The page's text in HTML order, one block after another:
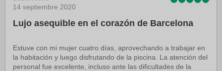
14 septiembre 2020
Lujo asequible en el corazón de Barcelona
Estuve con mi mujer cuatro días, aprovechando a trabajar en
la habitación y luego disfrutando de la piscina. La atención del
personal fue excelente, incluso ante las dificultades de la